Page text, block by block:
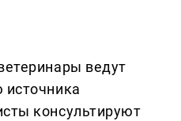
ведут
консультируют